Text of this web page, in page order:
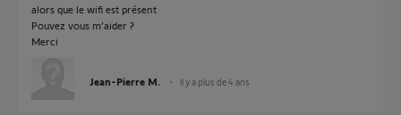
alors que le wifi est présent
Pouvez vous m’aider ?
Merci
Jean-Pierre M. il y a plus de 4 ans